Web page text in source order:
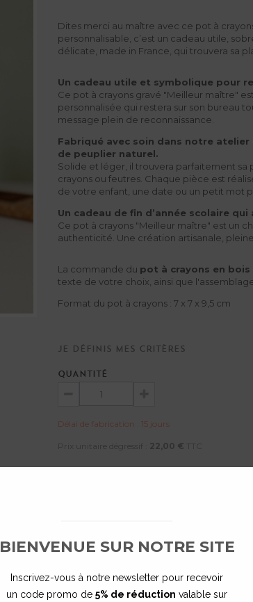
Dites merci au maître avec ce pot à
personnalisable, c’est un cadeau utile,
délicate, made in France, qui trouvera sa
Un cadeau utile et symbolique pour
Ce pot à crayons gravé "Meilleur maître"
personnalisée qui restera sur son bureau
message plein de reconnaissance.
Fabriqué avec soin dans notre
de peuplier naturel.
Solide et léger, il trouvera parfaitement sa
crayons ou feutres. Chaque pièce est
de votre enfant, une date ou un petit mot
Un cadeau de fin d’année scolaire
Ce pot à crayons "Meilleur maître" est un
authenticité. Une création artisanale,
La commande du pot à crayons en bois
texte de votre choix, ainsi que
Format du pot à crayons : 7 x 7 x 9,5 cm
Je définis mes critères
QUANTITÉ
Délai de fabrication : 15 jours
Prix unitaire dégressif : 22,00 € TTC
BIENVENUE SUR NOTRE SITE
Inscrivez-vous à notre newsletter pour recevoir
un code promo de 5% de réduction valable sur